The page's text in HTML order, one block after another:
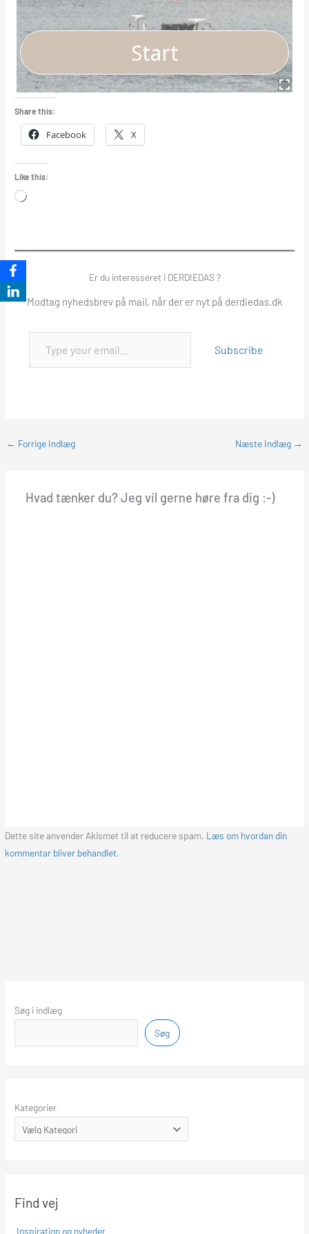
Share this:
Facebook X
Like this:
Loading…
Er du interesseret i DERDIEDAS ?
Modtag nyhedsbrev på mail, når der er nyt på derdiedas.dk
Subscribe
← Forrige Indlæg Næste Indlæg →
Hvad tænker du? Jeg vil gerne høre fra dig :-)
Dette site anvender Akismet til at reducere spam. Læs om hvordan din
kommentar bliver behandlet.
Søg i indlæg
Søg
Kategorier
Find vej
Inspiration og nyheder